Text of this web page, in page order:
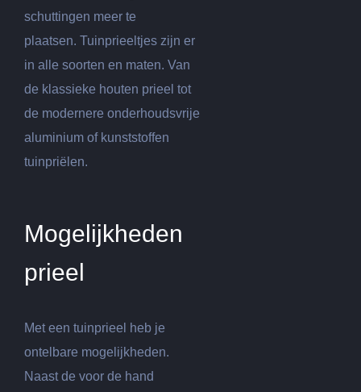
schuttingen meer te
plaatsen. Tuinprieeltjes zijn er
in alle soorten en maten. Van
de klassieke houten prieel tot
de modernere onderhoudsvrije
aluminium of kunststoffen
tuinpriëlen.
Mogelijkheden
prieel
Met een tuinprieel heb je
ontelbare mogelijkheden.
Naast de voor de hand